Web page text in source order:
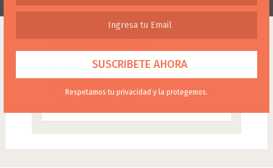
Respetamos tu privacidad y la protegemos.
VISIÓN COMPARTIDA
Emprende Social